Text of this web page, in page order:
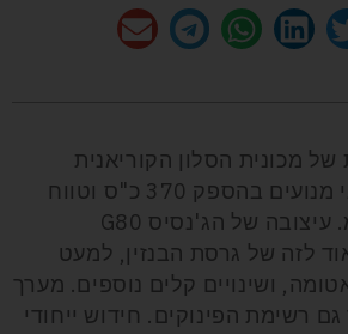
מכונית הסלון הקוריאנית
מגיעה אלינו עם שני מנועים בהספק 370 כ"ס וטווח
נסיעה עד 520 ק"מ. עיצובה של הג'נסיס G80
לזה של גרסת הבנזין, למעט
ושינויים קלים נוספים. מערך
רשימת הפינוקים. חידוש ייחודי